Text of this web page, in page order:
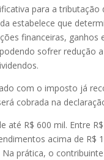
para a
estabelece que
financeiras,
sofrer redução
com o imposto já
cobrada na
até R$ 600 mil. Entre
acima de
prática, o